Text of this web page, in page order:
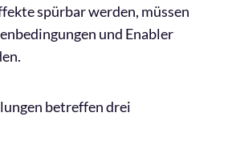
spürbar werden, müssen
und Enabler
betreffen drei